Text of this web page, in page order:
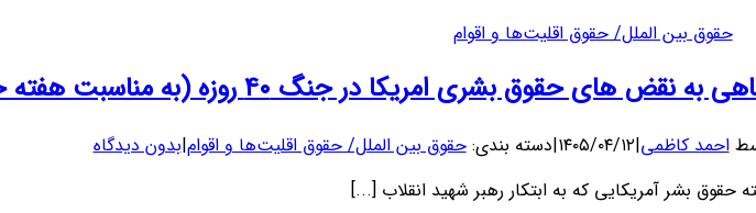
حقوق بین الملل/ حقوق اقلیت‌ها و اقوام
به نقض های حقوق بشری امریکا در جنگ ۴۰ روزه (به مناسبت هفته حقوق بشر امریکایی)
احمد کاظمی|۱۴۰۵/۰۴/۱۲|دسته بندی:حقوق بین الملل/ حقوق اقلیت‌ها و اقوام|بدون دیدگاه
حقوق بشر آمریکایی که به ابتکار رهبر شهید انقلاب [...]